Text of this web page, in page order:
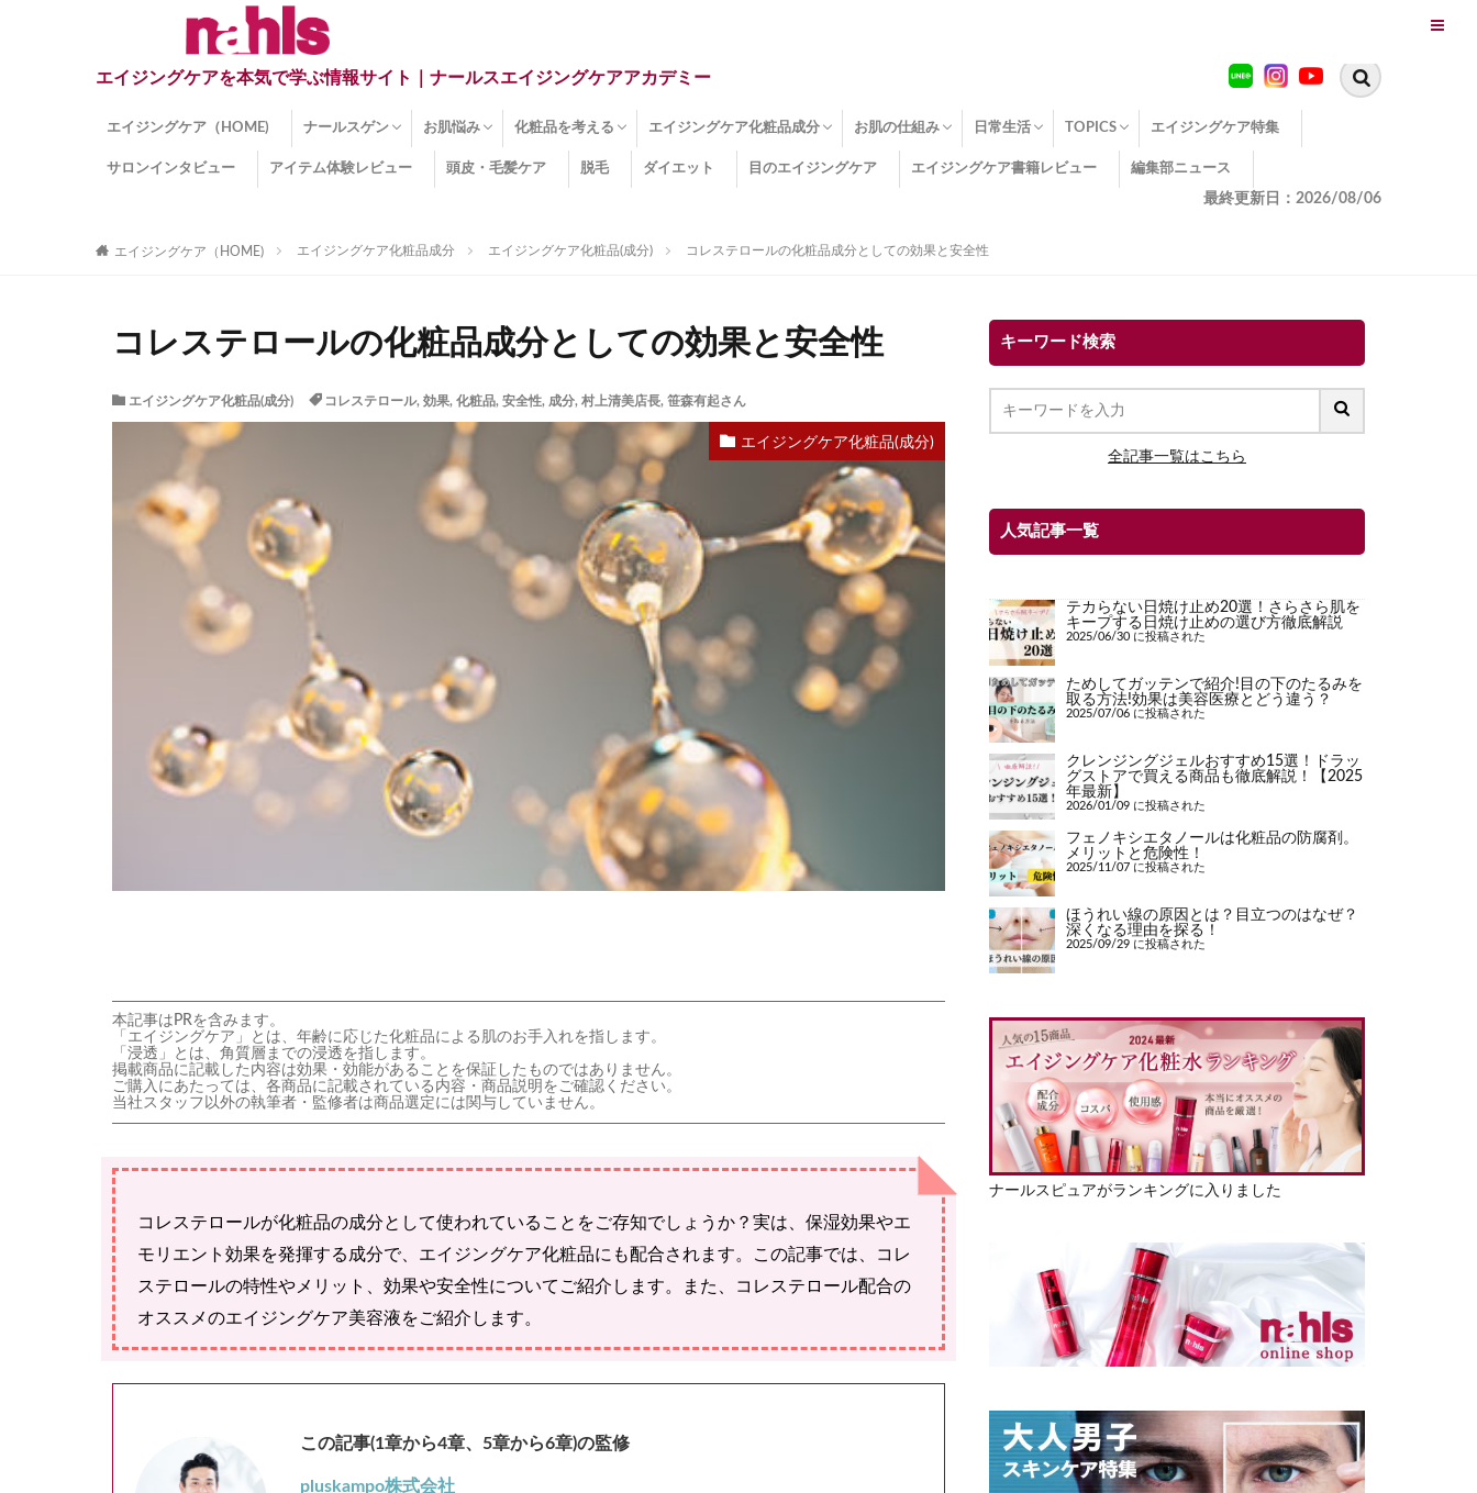
エイジングケアを本気で学ぶ情報サイト｜ナールスエイジングケアアカデミー
エイジングケア（HOME) ナールスゲン
ナールスゲンとは？
ナールスゲン関連成分
お肌悩み
インナードライ肌
くすみ
目の下のクマ
しみ
しわ
顔・頭皮のたるみ
ほうれい線
毛穴
手荒れ
乾燥肌
敏感肌
紫外線ダメージ
薄毛
その他のお肌悩み
化粧品を考える
エイジングケア化粧品
化粧水
美容液
保湿クリーム
酵素洗顔
ハンドクリーム
フェイスマスク
ほうれい線化粧品
コラーゲン化粧品
メイク化粧品
洗顔・クレンジング
オールインワン化粧品
その他の化粧品
エイジングケア化粧品成分
エイジングケア化粧品(成分)
セラミド
ネオダーミル
プロテオグリカン
ビタミンC誘導体
コラーゲン
その他の化粧品成分
お肌の仕組み
エイジング
ターンオーバー
皮下組織
表皮
真皮
表皮常在菌
女性ホルモン
その他
日常生活
糖化
便秘
TOPICS
エイジングケア TOPICS
コラーゲンサプリの効果
エイジングケアクイズ
季節別のエイジングケア
幸福とエイジングケア
温活でアンチエイジング
イオン導入
エイジングケア3つのポイント
エイジングケアセミナー
エイジングケアトピックス
動画でみるエイジングケア
エイジングケア特集
サロンインタビュー アイテム体験レビュー 頭皮・毛髪ケア 脱毛 ダイエット 目のエイジングケア エイジングケア書籍レビュー 編集部ニュース
最終更新日：2026/08/06
エイジングケア（HOME) エイジングケア化粧品成分 エイジングケア化粧品(成分) コレステロールの化粧品成分としての効果と安全性
コレステロールの化粧品成分としての効果と安全性
エイジングケア化粧品(成分) コレステロール, 効果, 化粧品, 安全性, 成分, 村上清美店長, 笹森有起さん
エイジングケア化粧品(成分)
本記事はPRを含みます。
「エイジングケア」とは、年齢に応じた化粧品による肌のお手入れを指します。
「浸透」とは、角質層までの浸透を指します。
掲載商品に記載した内容は効果・効能があることを保証したものではありません。
ご購入にあたっては、各商品に記載されている内容・商品説明をご確認ください。
当社スタッフ以外の執筆者・監修者は商品選定には関与していません。
コレステロールが化粧品の成分として使われていることをご存知でしょうか？実は、保湿効果やエ
モリエント効果を発揮する成分で、エイジングケア化粧品にも配合されます。この記事では、コレ
ステロールの特性やメリット、効果や安全性についてご紹介します。また、コレステロール配合の
オススメのエイジングケア美容液をご紹介します。
この記事(1章から4章、5章から6章)の監修
pluskampo株式会社
キーワード検索
全記事一覧はこちら
人気記事一覧
テカらない日焼け止め20選！さらさら肌を
キープする日焼け止めの選び方徹底解説
2025/06/30 に投稿された
ためしてガッテンで紹介!目の下のたるみを
取る方法!効果は美容医療とどう違う？
2025/07/06 に投稿された
クレンジングジェルおすすめ15選！ドラッ
グストアで買える商品も徹底解説！【2025
年最新】
2026/01/09 に投稿された
フェノキシエタノールは化粧品の防腐剤。
メリットと危険性！
2025/11/07 に投稿された
ほうれい線の原因とは？目立つのはなぜ？
深くなる理由を探る！
2025/09/29 に投稿された
ナールスピュアがランキングに入りました